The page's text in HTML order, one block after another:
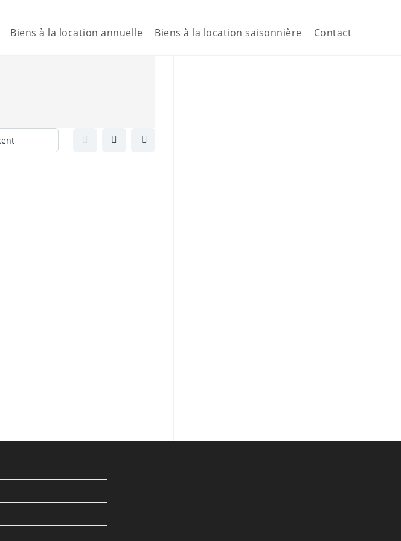
Biens à la location annuelle Biens à la location saisonnière Contact